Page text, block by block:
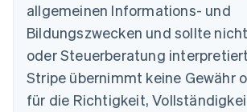
allgemeinen Informations- und
Bildungszwecken und sollte
oder Steuerberatung
Stripe übernimmt keine Gewähr
für die Richtigkeit,
Australien
English
Belgien
Nederlands Français DeutschEnglish
Brasilien
PortuguêsEnglish